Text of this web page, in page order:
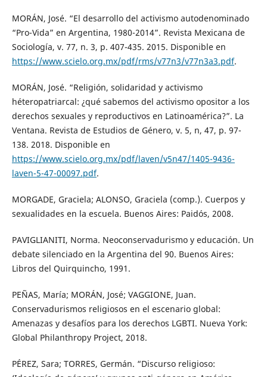
MORÁN, José. “El desarrollo del activismo autodenominado
“Pro-Vida” en Argentina, 1980-2014”. Revista Mexicana de
Sociología, v. 77, n. 3, p. 407-435. 2015. Disponible en
https://www.scielo.org.mx/pdf/rms/v77n3/v77n3a3.pdf.
MORÁN, José. “Religión, solidaridad y activismo
héteropatriarcal: ¿qué sabemos del activismo opositor a los
derechos sexuales y reproductivos en Latinoamérica?”. La
Ventana. Revista de Estudios de Género, v. 5, n, 47, p. 97-
138. 2018. Disponible en
https://www.scielo.org.mx/pdf/laven/v5n47/1405-9436-
laven-5-47-00097.pdf.
MORGADE, Graciela; ALONSO, Graciela (comp.). Cuerpos y
sexualidades en la escuela. Buenos Aires: Paidós, 2008.
PAVIGLIANITI, Norma. Neoconservadurismo y educación. Un
debate silenciado en la Argentina del 90. Buenos Aires:
Libros del Quirquincho, 1991.
PEÑAS, María; MORÁN, José; VAGGIONE, Juan.
Conservadurismos religiosos en el escenario global:
Amenazas y desafíos para los derechos LGBTI. Nueva York:
Global Philanthropy Project, 2018.
PÉREZ, Sara; TORRES, Germán. “Discurso religioso: